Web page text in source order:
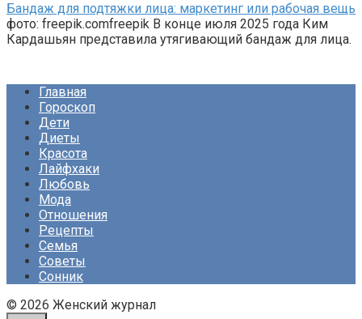
Бандаж для подтяжки лица: маркетинг или рабочая вещь
фото: freepik.comfreepik В конце июля 2025 года Ким
Кардашьян представила утягивающий бандаж для лица.
Главная
Гороскоп
Дети
Диеты
Красота
Лайфхаки
Любовь
Мода
Отношения
Рецепты
Семья
Советы
Сонник
© 2026 Женский журнал